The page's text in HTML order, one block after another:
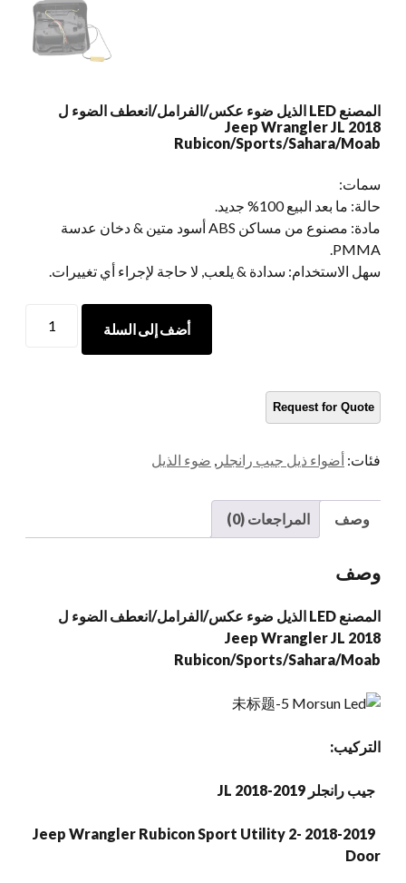
المصنع LED الذيل ضوء عكس/الفرامل/انعطف الضوء ل
2018 Jeep Wrangler JL
Rubicon/Sports/Sahara/Moab
سمات:
حالة: ما بعد البيع 100% جديد.
مادة: مصنوع من مساكن ABS أسود متين & دخان عدسة
PMMA.
سهل الاستخدام: سدادة & يلعب, لا حاجة لإجراء أي تغييرات.
LED
كمية
أضف إلى السلة
فئات: أضواء ذيل جيب رانجلر ضوء الذيل
وصف المراجعات (0)
وصف
المصنع LED الذيل ضوء عكس/الفرامل/انعطف الضوء ل
2018 Jeep Wrangler JL
Rubicon/Sports/Sahara/Moab
التركيب:
جيب رانجلر JL 2018-2019
2018-2019 Jeep Wrangler Rubicon Sport Utility 2-
Door